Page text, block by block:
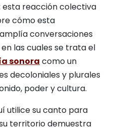
reacción colectiva
cómo esta
conversaciones
las cuales se trata el
sonora como un
decoloniales y plurales
poder y cultura.
utilice su canto para
territorio demuestra